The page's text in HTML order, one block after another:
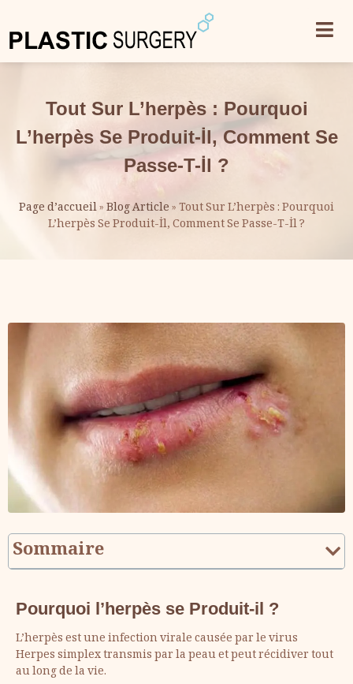
Tout Sur L’herpès : Pourquoi
L’herpès Se Produit-İl, Comment Se
Passe-T-İl ?
Page d’accueil»Blog Article»Tout Sur L’herpès : Pourquoi
L’herpès Se Produit-İl, Comment Se Passe-T-İl ?
Sommaire
Pourquoi l’herpès se Produit-il ?
L’herpès est une infection virale causée par le virus
Herpes simplex transmis par la peau et peut récidiver tout
au long de la vie.